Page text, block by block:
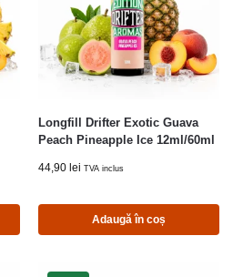
Longfill Drifter Exotic Guava
Peach Pineapple Ice 12ml/60ml
44,90 lei TVA inclus
Adaugă în coș